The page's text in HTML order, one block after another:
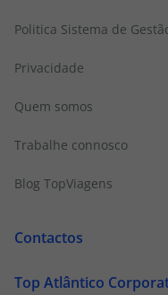
Politica Sistema de
Privacidade
Quem somos
Trabalhe connosco
Blog TopViagens
Contactos
Top Atlântico